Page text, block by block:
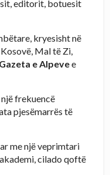
editorit, botuesit
kryesisht në
Mal të Zi,
Gazeta e Alpevee
frekuencë
pjesëmarrës të
me një veprimtari
cilado qoftë